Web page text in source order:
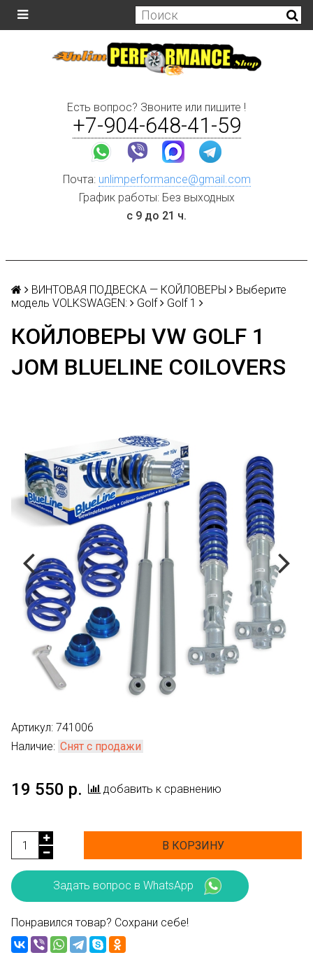
Есть вопрос? Звоните или пишите !
+7-904-648-41-59
Почта: unlimperformance@gmail.com
График работы: Без выходных
с 9 до 21 ч.
ВИНТОВАЯ ПОДВЕСКА — КОЙЛОВЕРЫ
Выберите
модель VOLKSWAGEN:
Golf Golf 1
КОЙЛОВЕРЫ VW GOLF 1
JOM BLUELINE COILOVERS
Артикул: 741006
Наличие: Снят с продажи
19 550 р. добавить к сравнению
В КОРЗИНУ
Задать вопрос в WhatsApp
Понравился товар? Сохрани себе!